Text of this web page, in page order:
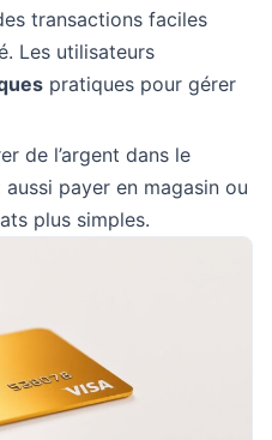
transactions faciles
Les utilisateurs
pratiques pour gérer
de l’argent dans le
payer en magasin ou
plus simples.